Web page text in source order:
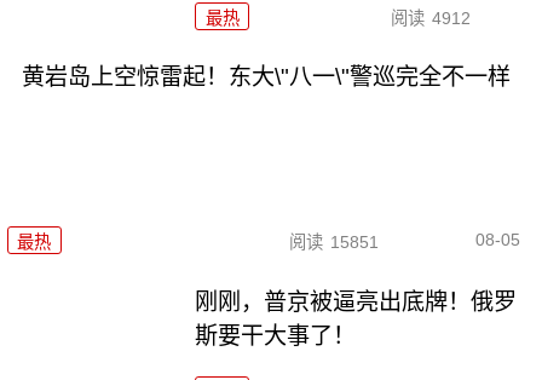
最热 阅读 4912
黄岩岛上空惊雷起！东大\"八一\"警巡完全不一样
最热 阅读 15851 08-05
刚刚，普京被逼亮出底牌！俄罗
斯要干大事了！